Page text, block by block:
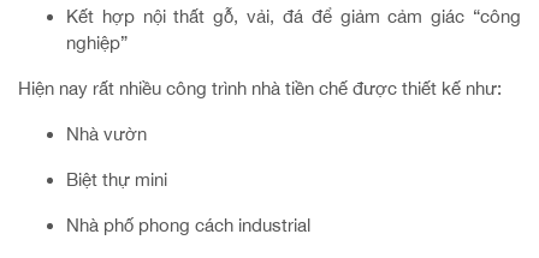
Kết hợp nội thất gỗ, vải, đá để giảm cảm giác “công
nghiệp”
Hiện nay rất nhiều công trình nhà tiền chế được thiết kế như:
Nhà vườn
Biệt thự mini
Nhà phố phong cách industrial